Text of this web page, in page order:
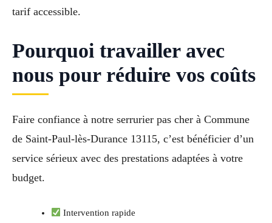
tarif accessible.
Pourquoi travailler avec
nous pour réduire vos coûts
Faire confiance à notre serrurier pas cher à Commune
de Saint-Paul-lès-Durance 13115, c’est bénéficier d’un
service sérieux avec des prestations adaptées à votre
budget.
Intervention rapide